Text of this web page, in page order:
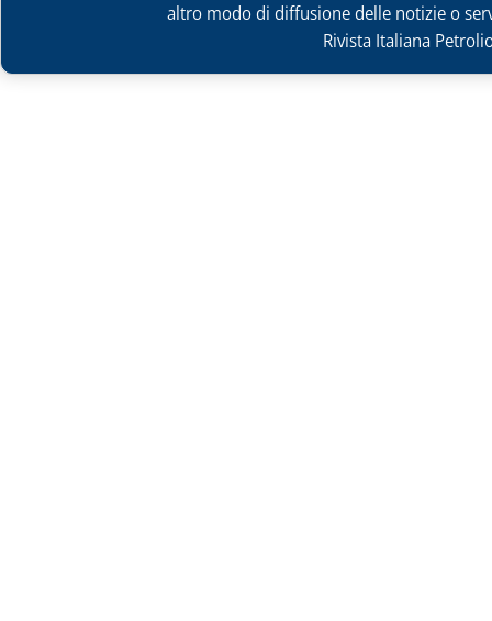
altro modo di diffusione delle notizie o
Rivista Italiana